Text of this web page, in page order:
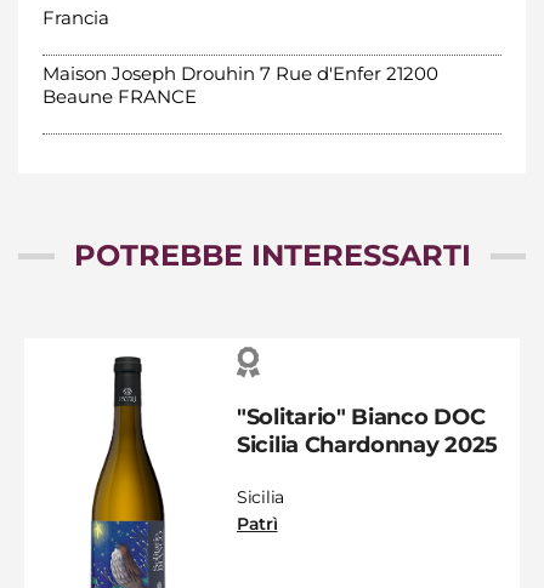
Francia
Maison Joseph Drouhin 7 Rue d'Enfer 21200
Beaune FRANCE
POTREBBE INTERESSARTI
"Solitario" Bianco DOC
Sicilia Chardonnay 2025
Sicilia
Patrì